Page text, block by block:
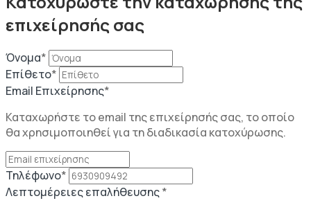
επιχείρησής σας
Όνομα*
Επίθετο*
Email Επιχείρησης*
Καταχωρήστε το email της επιχείρησής σας, το οποίο
θα χρησιμοποιηθεί για τη διαδικασία κατοχύρωσης.
Τηλέφωνο*
Λεπτομέρειες επαλήθευσης*